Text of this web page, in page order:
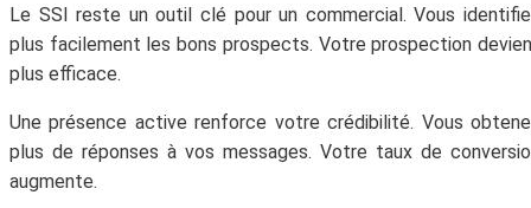
Le SSI reste un outil clé pour un commercial. Vous
plus facilement les bons prospects. Votre prospection
plus efficace.
Une présence active renforce votre crédibilité. Vous
plus de réponses à vos messages. Votre taux de
augmente.